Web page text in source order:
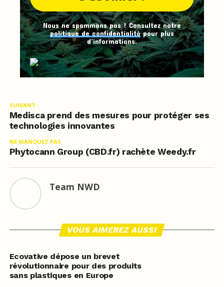
Nous ne spammons pas ! Consultez notre
politique de confidentialitépour plus
d’informations.
SUIVANT
Medisca prend des mesures pour protéger ses
technologies innovantes
NE MANQUEZ PAS
Phytocann Group (CBD.fr) rachète Weedy.fr
Team NWD
VOUS AIMEREZ AUSSI
Ecovative dépose un brevet
révolutionnaire pour des produits
sans plastiques en Europe